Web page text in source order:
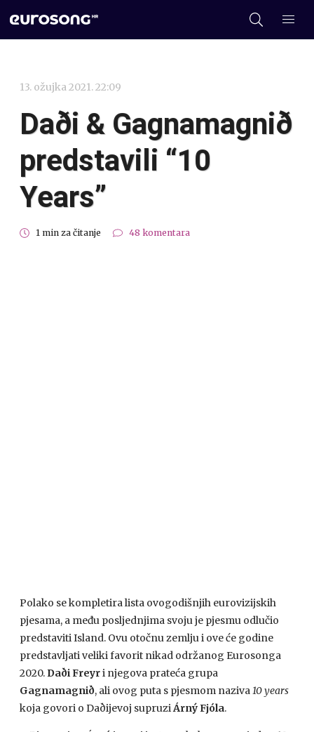
13. ožujka 2021. 22:09
Daði & Gagnamagnið
predstavili “10
Years”
1 min za čitanje 48 komentara
Polako se kompletira lista ovogodišnjih eurovizijskih
pjesama, a među posljednjima svoju je pjesmu odlučio
predstaviti Island. Ovu otočnu zemlju i ove će godine
predstavljati veliki favorit nikad održanog Eurosonga
2020. Daði Freyri njegova prateća grupa
Gagnamagnið, ali ovog puta s pjesmom naziva10 years
koja govori o Daðijevoj supruziÁrný Fjóla.